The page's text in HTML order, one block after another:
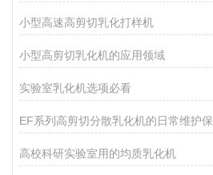
小型高速高剪切乳化打样机
小型高剪切乳化机的应用领域
实验室乳化机选项必看
高校科研实验室用的均质乳化机